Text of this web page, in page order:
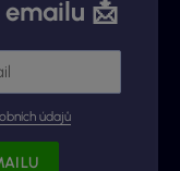
emailu 📩
údajů